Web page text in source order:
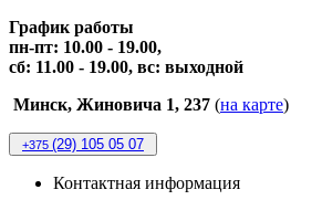
График работы
пн-пт: 10.00 - 19.00,
сб: 11.00 - 19.00, вс: выходной
Минск, Жиновича 1, 237 (на карте)
+375 (29) 105 05 07
Контактная информация